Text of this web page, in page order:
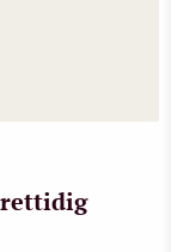
rettidig